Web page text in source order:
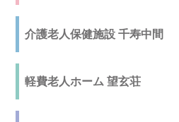
介護老人保健施設 千寿中間
軽費老人ホーム 望玄荘